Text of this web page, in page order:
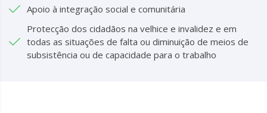
Apoio à integração social e comunitária
Protecção dos cidadãos na velhice e invalidez e em
todas as situações de falta ou diminuição de meios de
subsistência ou de capacidade para o trabalho